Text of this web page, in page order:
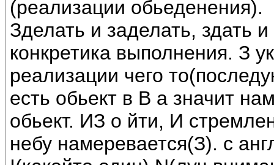
(реализации обьеденения).
Зделать и заделать, здать
конкретика выполнения. З
реализации чего
есть обьект в В а значит
обьект. ИЗ о йти, И
небу намеревается(З). с